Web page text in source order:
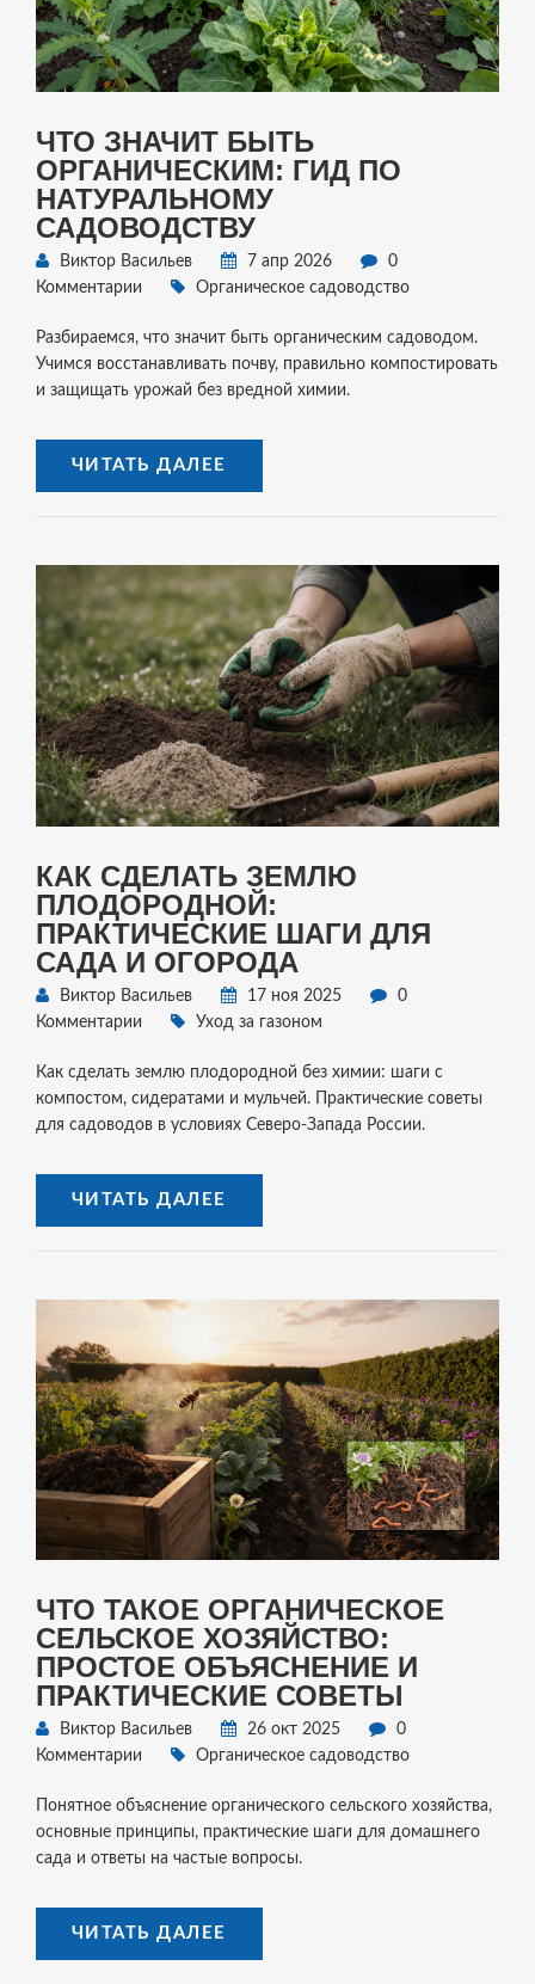
ЧТО ЗНАЧИТ БЫТЬ
ОРГАНИЧЕСКИМ: ГИД ПО
НАТУРАЛЬНОМУ
САДОВОДСТВУ
Виктор Васильев 7 апр 2026
0
Комментарии
Органическое садоводство
Разбираемся, что значит быть органическим садоводом.
Учимся восстанавливать почву, правильно компостировать
и защищать урожай без вредной химии.
ЧИТАТЬ ДАЛЕЕ
КАК СДЕЛАТЬ ЗЕМЛЮ
ПЛОДОРОДНОЙ:
ПРАКТИЧЕСКИЕ ШАГИ ДЛЯ
САДА И ОГОРОДА
Виктор Васильев 17 ноя 2025
0
Комментарии
Уход за газоном
Как сделать землю плодородной без химии: шаги с
компостом, сидератами и мульчей. Практические советы
для садоводов в условиях Северо-Запада России.
ЧИТАТЬ ДАЛЕЕ
ЧТО ТАКОЕ ОРГАНИЧЕСКОЕ
СЕЛЬСКОЕ ХОЗЯЙСТВО:
ПРОСТОЕ ОБЪЯСНЕНИЕ И
ПРАКТИЧЕСКИЕ СОВЕТЫ
Виктор Васильев 26 окт 2025
0
Комментарии
Органическое садоводство
Понятное объяснение органического сельского хозяйства,
основные принципы, практические шаги для домашнего
сада и ответы на частые вопросы.
ЧИТАТЬ ДАЛЕЕ